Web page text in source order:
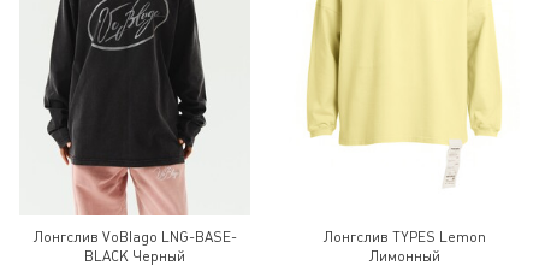
Лонгслив VoBlago LNG-BASE-
BLACK Черный
Лонгслив TYPES Lemon
Лимонный